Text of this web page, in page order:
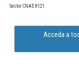
Sector CNAE 8121
Acceda a